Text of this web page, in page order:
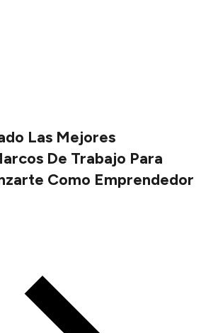
Las Mejores
De Trabajo Para
Como Emprendedor